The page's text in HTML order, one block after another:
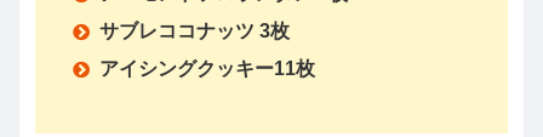
サブレココナッツ 3枚
アイシングクッキー11枚